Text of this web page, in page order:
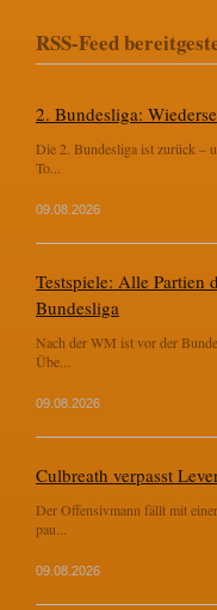
RSS-Feed
2. Bundesliga:
Die 2. Bundesliga ist zurück –
To...
09.08.2026
Testspiele: Alle Partien
Bundesliga
Nach der WM ist vor der
Übe...
09.08.2026
Culbreath verpasst
Der Offensivmann fällt mit
pau...
09.08.2026